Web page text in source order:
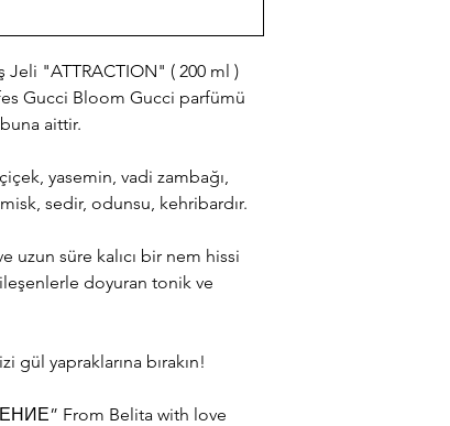
"ATTRACTION" ( 200 ml )
Gucci Bloom Gucci parfümü
aittir.
yasemin, vadi zambağı,
sedir, odunsu, kehribardır.
süre kalıcı bir nem hissi
doyuran tonik ve
yapraklarına bırakın!
From Belita with love